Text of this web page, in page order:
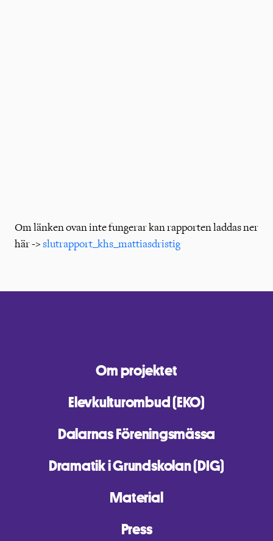
Om länken ovan inte fungerar kan rapporten laddas ner
här ->slutrapport_khs_mattiasdristig
Om projektet
Elevkulturombud (EKO)
Dalarnas Föreningsmässa
Dramatik i Grundskolan (DIG)
Material
Press